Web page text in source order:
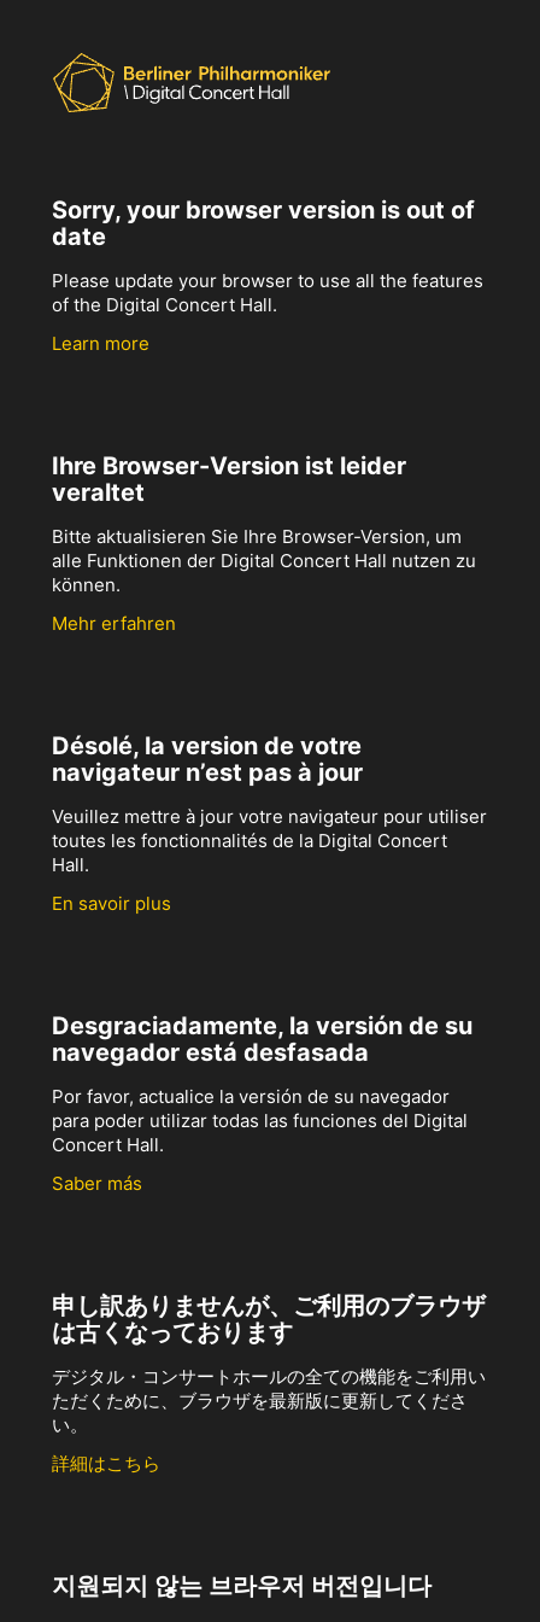
Sorry, your browser version is out of
date
Please update your browser to use all the features
of the Digital Concert Hall.
Learn more
Ihre Browser-Version ist leider
veraltet
Bitte aktualisieren Sie Ihre Browser-Version, um
alle Funktionen der Digital Concert Hall nutzen zu
können.
Mehr erfahren
Désolé, la version de votre
navigateur n’est pas à jour
Veuillez mettre à jour votre navigateur pour utiliser
toutes les fonctionnalités de la Digital Concert
Hall.
En savoir plus
Desgraciadamente, la versión de su
navegador está desfasada
Por favor, actualice la versión de su navegador
para poder utilizar todas las funciones del Digital
Concert Hall.
Saber más
申し訳ありませんが、ご利用のブラウザ
は古くなっております
デジタル・コンサートホールの全ての機能をご利用い
ただくために、ブラウザを最新版に更新してくださ
い。
詳細はこちら
지원되지 않는 브라우저 버전입니다